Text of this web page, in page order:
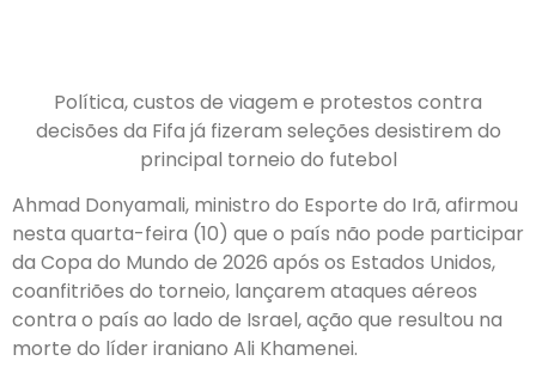
Política, custos de viagem e protestos contra
decisões da Fifa já fizeram seleções desistirem do
principal torneio do futebol
Ahmad Donyamali, ministro do Esporte do Irã, afirmou
nesta quarta-feira (10) que o país não pode participar
da Copa do Mundo de 2026 após os Estados Unidos,
coanfitriões do torneio, lançarem ataques aéreos
contra o país ao lado de Israel, ação que resultou na
morte do líder iraniano Ali Khamenei.